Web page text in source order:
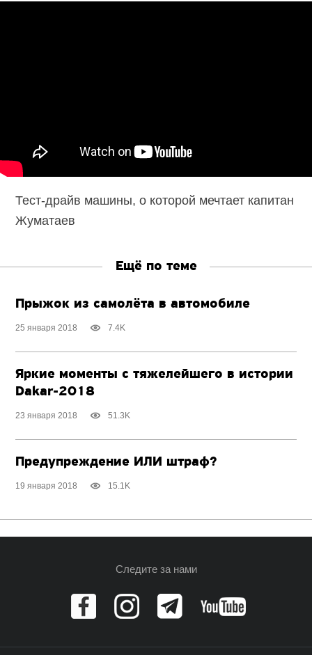
Тест-драйв машины, о которой мечтает капитан
Жуматаев
Ещё по теме
Прыжок из самолёта в автомобиле
25 января 2018 7.4K
Яркие моменты с тяжелейшего в истории
Dakar-2018
23 января 2018 51.3K
Предупреждение ИЛИ штраф?
19 января 2018 15.1K
Следите за нами